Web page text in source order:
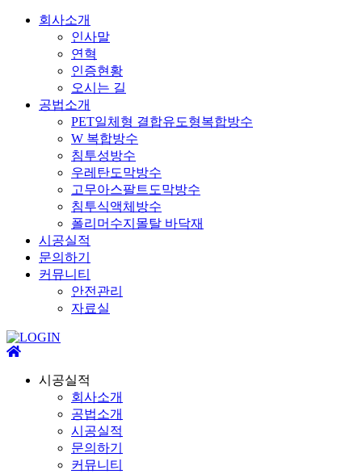
회사소개
인사말
연혁
인증현황
오시는 길
공법소개
PET일체형 결합유도형복합방수
W 복합방수
침투성방수
우레탄도막방수
고무아스팔트도막방수
침투식액체방수
폴리머수지몰탈 바닥재
시공실적
문의하기
커뮤니티
안전관리
자료실
시공실적
회사소개
공법소개
시공실적
문의하기
커뮤니티